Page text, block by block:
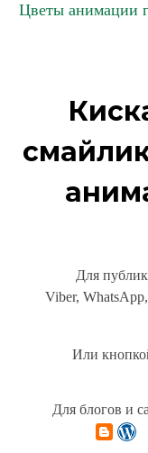
Цветы анимации
Для
Viber,
Или
Для блогов и